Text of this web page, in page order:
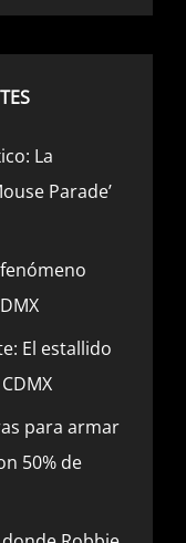
La
Parade’
El estallido
para armar
50% de